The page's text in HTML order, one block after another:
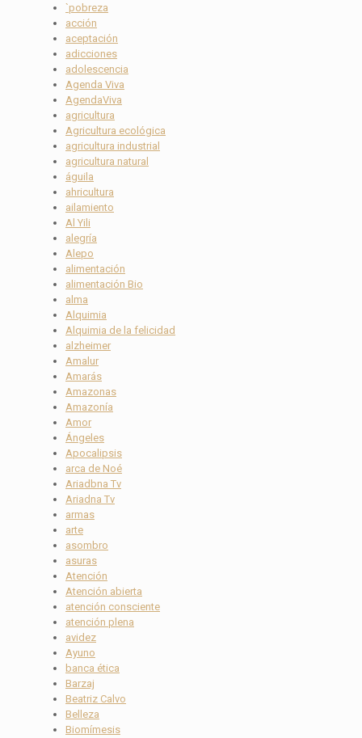
`pobreza
acción
aceptación
adicciones
adolescencia
Agenda Viva
AgendaViva
agricultura
Agricultura ecológica
agricultura industrial
agricultura natural
águila
ahricultura
ailamiento
Al Yili
alegría
Alepo
alimentación
alimentación Bio
alma
Alquimia
Alquimia de la felicidad
alzheimer
Amalur
Amarás
Amazonas
Amazonía
Amor
Ángeles
Apocalipsis
arca de Noé
Ariadbna Tv
Ariadna Tv
armas
arte
asombro
asuras
Atención
Atención abierta
atención consciente
atención plena
avidez
Ayuno
banca ética
Barzaj
Beatriz Calvo
Belleza
Biomímesis